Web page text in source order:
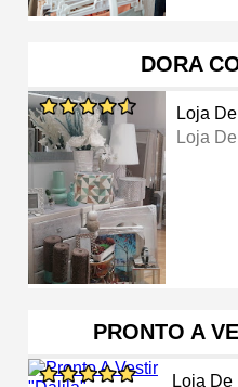
DORA
Loja
Loja
PRONTO A
Loja De